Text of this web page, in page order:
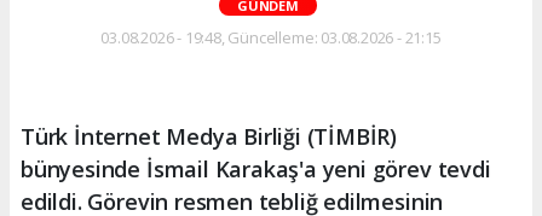
GÜNDEM
03.08.2026 - 19:48, Güncelleme: 03.08.2026 - 21:15
Türk İnternet Medya Birliği (TİMBİR)
bünyesinde İsmail Karakaş'a yeni görev tevdi
edildi. Görevin resmen tebliğ edilmesinin